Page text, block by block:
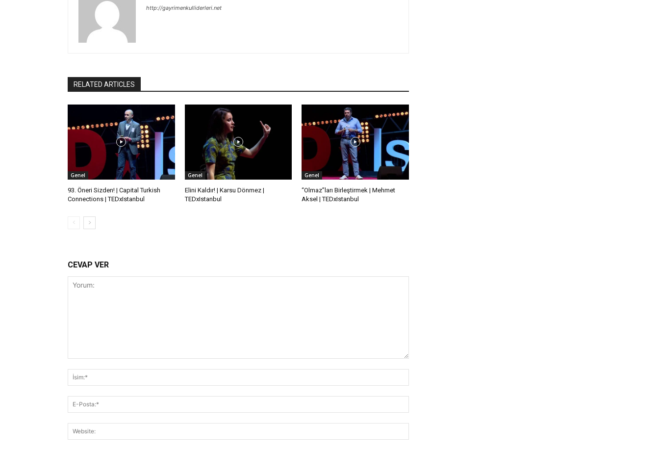
http://gayrimenkulliderleri.net
RELATED ARTICLES
Genel
93. Öneri Sizden! | Capital Turkish
Connections | TEDxIstanbul
Genel
Elini Kaldır! | Karsu Dönmez |
TEDxIstanbul
Genel
“Olmaz”ları Birleştirmek | Mehmet
Aksel | TEDxIstanbul
CEVAP VER
Posta:*